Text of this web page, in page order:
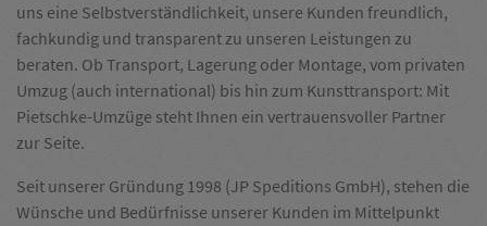
uns eine Selbstverständlichkeit, unsere Kunden freundlich,
fachkundig und transparent zu unseren Leistungen zu
beraten. Ob Transport, Lagerung oder Montage, vom privaten
Umzug (auch international) bis hin zum Kunsttransport: Mit
Pietschke-Umzüge steht Ihnen ein vertrauensvoller Partner
zur Seite.
Seit unserer Gründung 1998 (JP Speditions GmbH), stehen die
Wünsche und Bedürfnisse unserer Kunden im Mittelpunkt